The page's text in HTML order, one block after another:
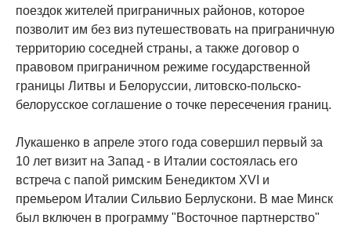
поездок жителей приграничных районов, которое
позволит им без виз путешествовать на приграничную
территорию соседней страны, а также договор о
правовом приграничном режиме государственной
границы Литвы и Белоруссии, литовско-польско-
белорусское соглашение о точке пересечения границ.
Лукашенко в апреле этого года совершил первый за
10 лет визит на Запад - в Италии состоялась его
встреча с папой римским Бенедиктом XVI и
премьером Италии Сильвио Берлускони. В мае Минск
был включен в программу "Восточное партнерство"